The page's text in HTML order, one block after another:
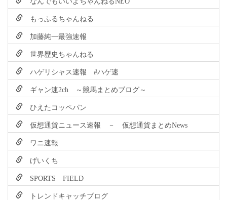
もっふるちゃんねる
加藤純一最強速報
世界歴史ちゃんねる
ハゲリシャス速報 #ハゲ速
ギャン速2ch ～競馬まとめブログ～
ひえたコッペパン
仮想通貨ニュース速報 － 仮想通貨まとめNews
ワニ速報
げいくち
SPORTS FIELD
トレンドキャッチブログ